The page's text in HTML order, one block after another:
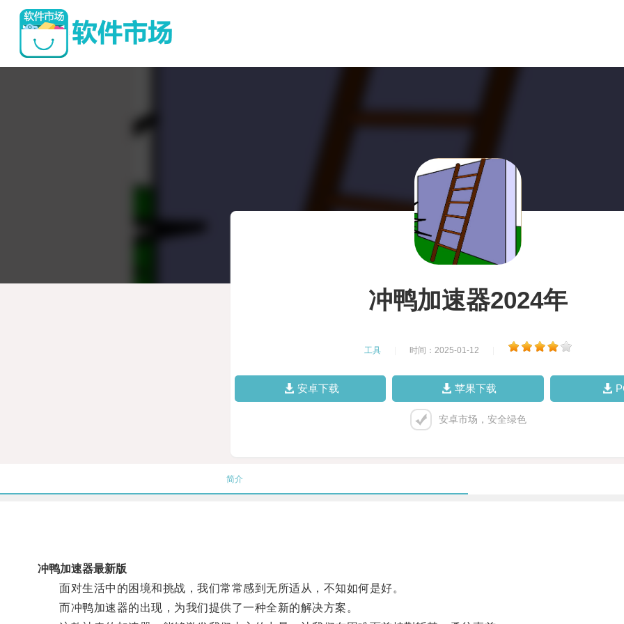
冲鸭加速器2024年
工具 时间：2025-01-12
安卓下载 苹果下载
安卓市场，安全绿色
简介
冲鸭加速器最新版
面对生活中的困境和挑战，我们常常感到无所适从，不知如何是好。
而冲鸭加速器的出现，为我们提供了一种全新的解决方案。